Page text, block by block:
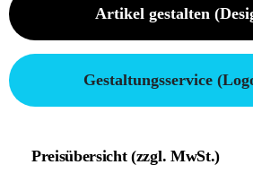
Artikel gestalten
Gestaltungsservice
Preisübersicht (zzgl. MwSt.)